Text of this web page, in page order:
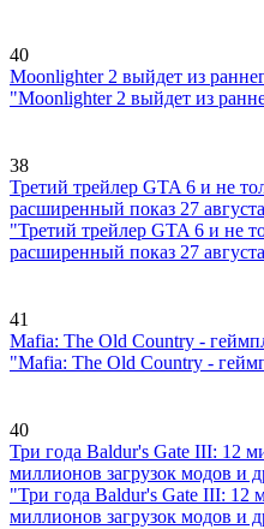
40
Moonlighter 2 выйдет из
"Moonlighter 2 выйдет из
38
Третий трейлер GTA 6 и не
расширенный показ 27 августа
"Третий трейлер GTA 6 и не
расширенный показ 27 августа
41
Mafia: The Old Country -
"Mafia: The Old Country -
40
Три года Baldur's Gate III: 12
миллионов загрузок модов и
"Три года Baldur's Gate III: 12
миллионов загрузок модов и